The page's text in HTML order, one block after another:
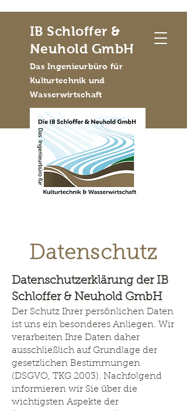
IB Schloffer &
Neuhold GmbH
Das Ingenieurbüro für
Kulturtechnik und
Wasserwirtschaft
Datenschutz
Datenschutzerklärung der IB
Schloffer & Neuhold GmbH
Der Schutz Ihrer persönlichen Daten
ist uns ein besonderes Anliegen. Wir
verarbeiten Ihre Daten daher
ausschließlich auf Grundlage der
gesetzlichen Bestimmungen
(DSGVO, TKG 2003). Nachfolgend
informieren wir Sie über die
wichtigsten Aspekte der